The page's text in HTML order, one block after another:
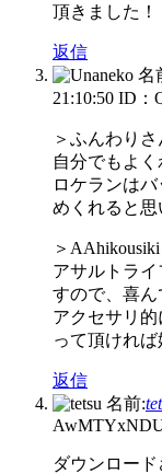
頂きました！
返信
名
21:10:50 ID：
＞ふんわりさ
自分でもよ
ロケランは
めくれると思
＞
アサルトラ
すので、喜ん
アクセサリ
って頂ければ
返信
名前:
ダウンロー